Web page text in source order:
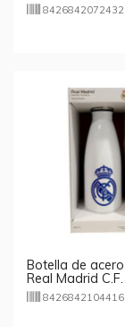
8426842072432
Botella de
Real Madrid
blanca
8426842104416